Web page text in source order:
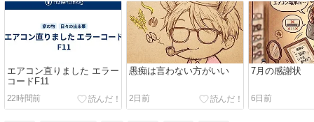
エアコン直りました エラー
コードF11
22時間前
愚痴は言わない方がいい
2日前
7月の感謝状
6日前